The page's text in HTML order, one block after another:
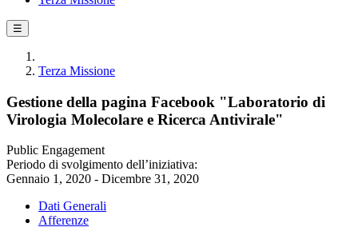
☰
Terza Missione
Gestione della pagina Facebook "Laboratorio di
Virologia Molecolare e Ricerca Antivirale"
Public Engagement
Periodo di svolgimento dell’iniziativa:
Gennaio 1, 2020 - Dicembre 31, 2020
Dati Generali
Afferenze